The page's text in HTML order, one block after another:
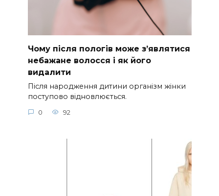
Чому після пологів може з’являтися
небажане волосся і як його
видалити
Після народження дитини організм жінки
поступово відновлюється.
0 92